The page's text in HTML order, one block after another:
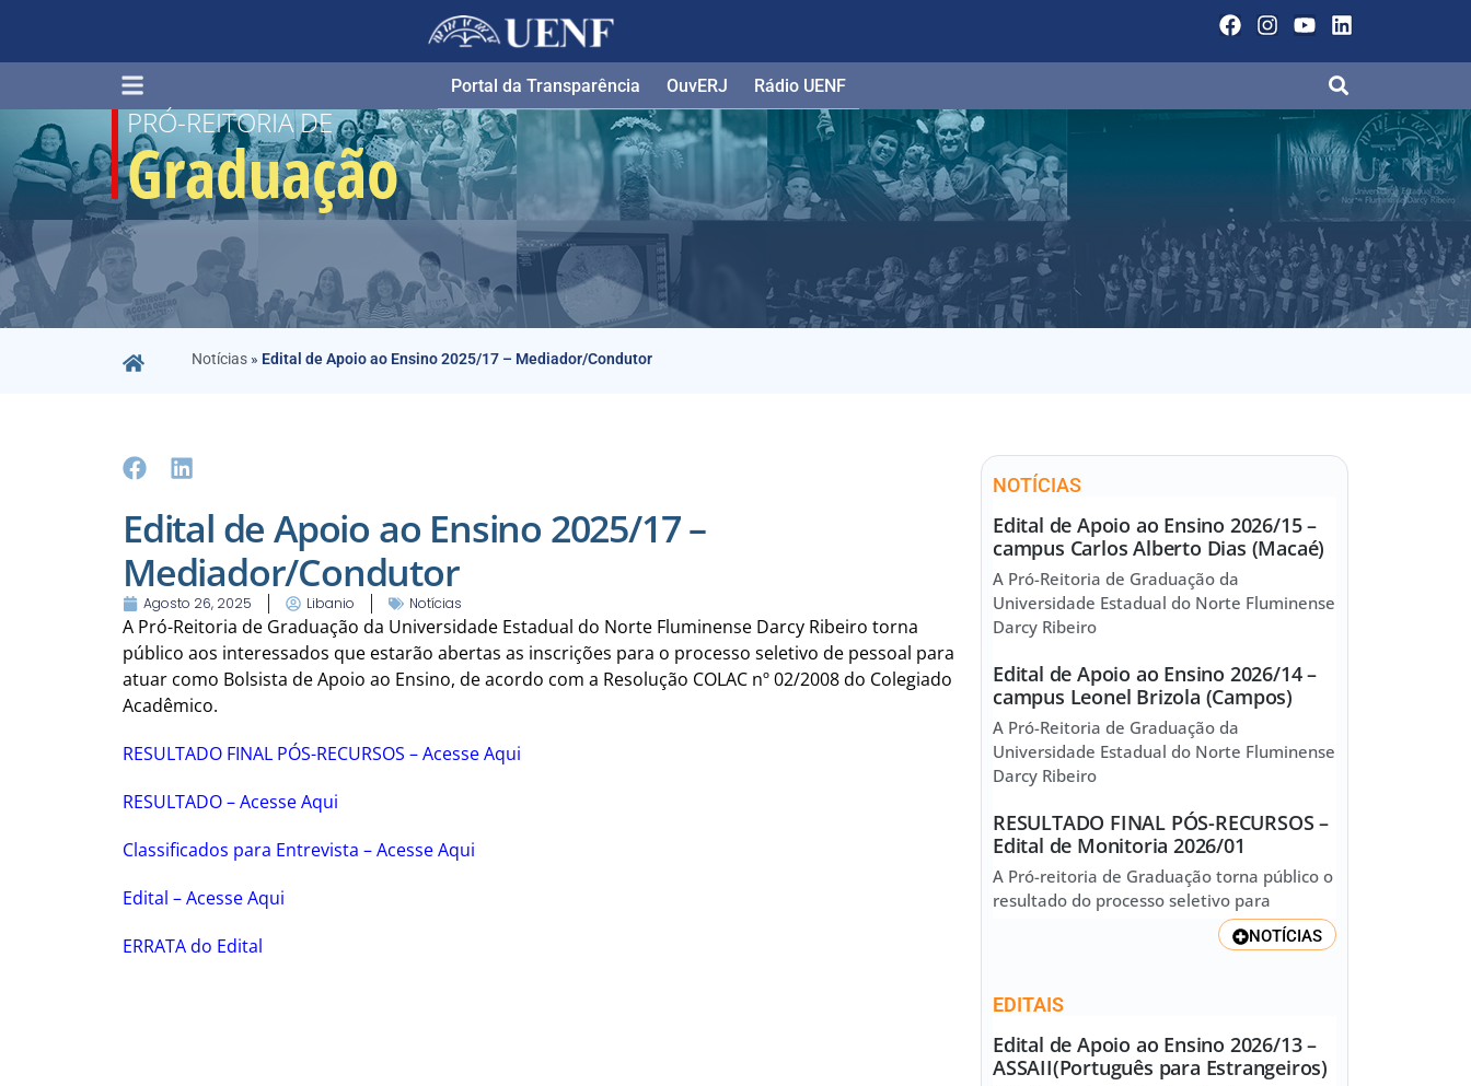
Portal da Transparência​ OuvERJ Rádio UENF
PRÓ-REITORIA DE
Graduação
Notícias» Edital de Apoio ao Ensino 2025/17 – Mediador/Condutor
Edital de Apoio ao Ensino 2025/17 –
Mediador/Condutor
Agosto 26, 2025 Libanio Notícias
A Pró-Reitoria de Graduação da Universidade Estadual do Norte Fluminense Darcy Ribeiro torna
público aos interessados que estarão abertas as inscrições para o processo seletivo de pessoal para
atuar como Bolsista de Apoio ao Ensino, de acordo com a Resolução COLAC nº 02/2008 do Colegiado
Acadêmico.
RESULTADO FINAL PÓS-RECURSOS – Acesse Aqui
RESULTADO – Acesse Aqui
Classificados para Entrevista – Acesse Aqui
Edital – Acesse Aqui
ERRATA do Edital
NOTÍCIAS
Edital de Apoio ao Ensino 2026/15 –
campus Carlos Alberto Dias (Macaé)
A Pró-Reitoria de Graduação da
Universidade Estadual do Norte Fluminense
Darcy Ribeiro
Edital de Apoio ao Ensino 2026/14 –
campus Leonel Brizola (Campos)
A Pró-Reitoria de Graduação da
Universidade Estadual do Norte Fluminense
Darcy Ribeiro
RESULTADO FINAL PÓS-RECURSOS –
Edital de Monitoria 2026/01
A Pró-reitoria de Graduação torna público o
resultado do processo seletivo para
NOTÍCIAS
EDITAIS
Edital de Apoio ao Ensino 2026/13 –
ASSAII(Português para Estrangeiros)